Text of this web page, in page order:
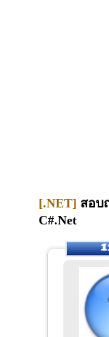
[.NET] สอบ
C#.Net